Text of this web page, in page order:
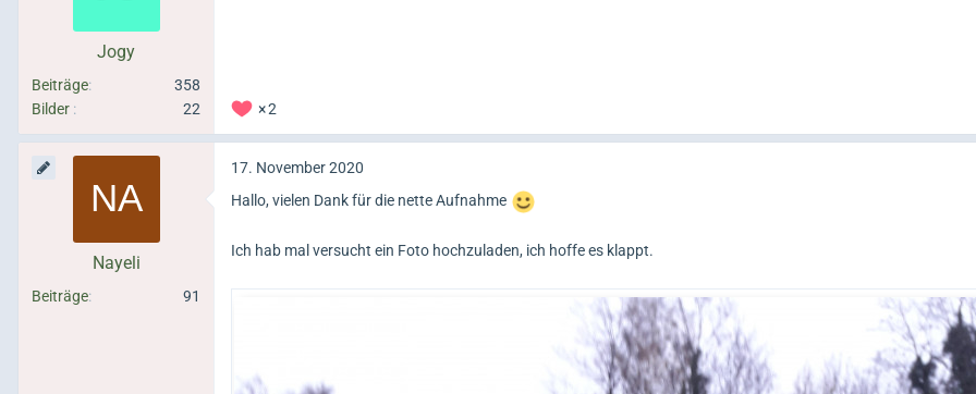
Jogy
Beiträge
358
Bilder
22 2
Nayeli
Beiträge 91
17. November 2020
Hallo, vielen Dank für die nette Aufnahme
Ich hab mal versucht ein Foto hochzuladen, ich hoffe es klappt.